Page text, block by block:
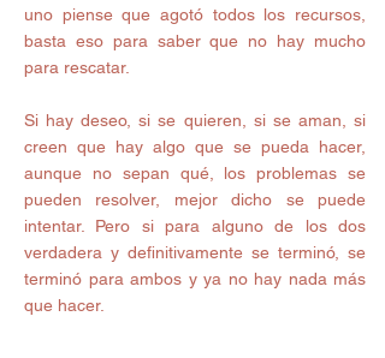
uno piense que agotó todos los recursos,
basta eso para saber que no hay mucho
para rescatar.
Si hay deseo, si se quieren, si se aman, si
creen que hay algo que se pueda hacer,
aunque no sepan qué, los problemas se
pueden resolver, mejor dicho se puede
intentar. Pero si para alguno de los dos
verdadera y definitivamente se terminó, se
terminó para ambos y ya no hay nada más
que hacer.